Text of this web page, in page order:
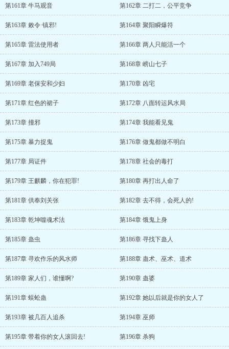
第161章 牛马观音 第162章 二打二，公平竞争
第163章 敕令·镇邪! 第164章 聚阳瞬爆符
第165章 雷法使用者 第166章 两人只能活一个
第167章 加入749局 第168章 崂山七子
第169章 老保安和少妇 第170章 凶宅
第171章 红色的裙子 第172章 八面转运风水局
第173章 撞邪 第174章 我能看见鬼
第175章 暴力捉鬼 第176章 做鬼都做不明白
第177章 局证件 第178章 社会的毒打
第179章 王麒麟，你在犯罪! 第180章 再打出人命了
第181章 供奉刘关张 第182章 去不得，会死人的!
第183章 乾坤噬魂术法 第184章 饿鬼上身
第185章 蛊虫 第186章 寻找下蛊人
第187章 寻欢作乐的风水师 第188章 蛊术、巫术、道术
第189章 家人们，谁懂啊? 第190章 蛊婆
第191章 蜈蚣蛊 第192章 她以后就是你的女人了
第193章 被几百人追杀 第194章 巫师
第195章 带着你的女人滚回去! 第196章 杀狗